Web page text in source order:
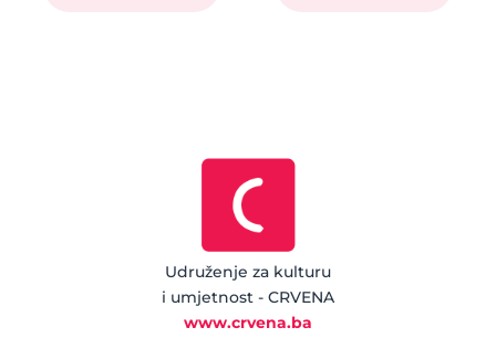
Udruženje za kulturu
i umjetnost - CRVENA
www.crvena.ba